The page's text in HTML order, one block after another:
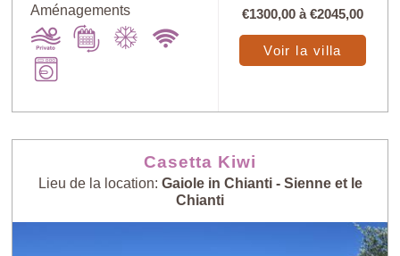
Aménagements
€1300,00 à€2045,00
Voir la villa
Casetta Kiwi
Lieu de la location: Gaiole in Chianti - Sienne et le
Chianti